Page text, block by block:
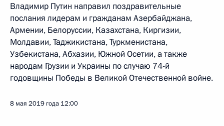
Владимир Путин направил поздравительные
послания лидерам и гражданам Азербайджана,
Армении, Белоруссии, Казахстана, Киргизии,
Молдавии, Таджикистана, Туркменистана,
Узбекистана, Абхазии, Южной Осетии, а также
народам Грузии и Украины по случаю 74-й
годовщины Победы в Великой Отечественной войне.
8 мая 2019 года 12:00